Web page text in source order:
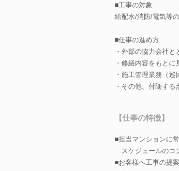
■工事の対象
給配水/消防/電気等
■仕事の進め方
・外部の協力会社
・修繕内容をもと
・施工管理業務（
・その他、付随す
【仕事の特徴】
■担当マンションに
スケジュールのコ
■お客様へ工事の提